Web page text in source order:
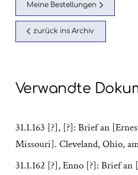
Meine Bestellungen
zurück ins Archiv
Verwandte
31.1.163 [?], [?]: Brief an
Missouri]. Cleveland, Ohio,
31.1.162 [?], Enno [?]: Brief